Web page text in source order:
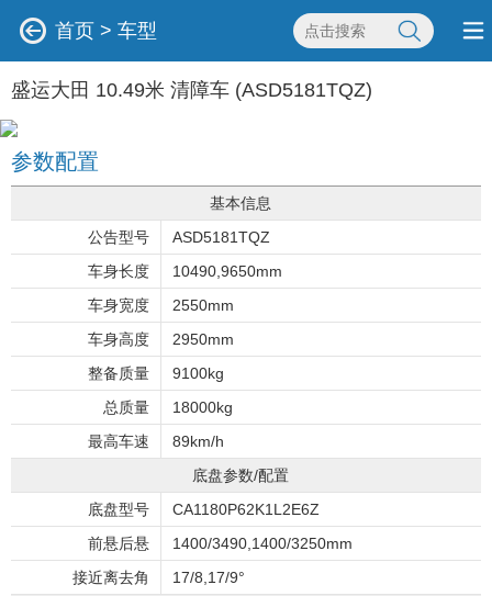
首页 > 车型
盛运大田 10.49米 清障车 (ASD5181TQZ)
参数配置
基本信息
公告型号
ASD5181TQZ
车身长度
10490,9650mm
车身宽度
2550mm
车身高度
2950mm
整备质量
9100kg
总质量
18000kg
最高车速
89km/h
底盘参数/配置
底盘型号
CA1180P62K1L2E6Z
前悬后悬
1400/3490,1400/3250mm
接近离去角
17/8,17/9°